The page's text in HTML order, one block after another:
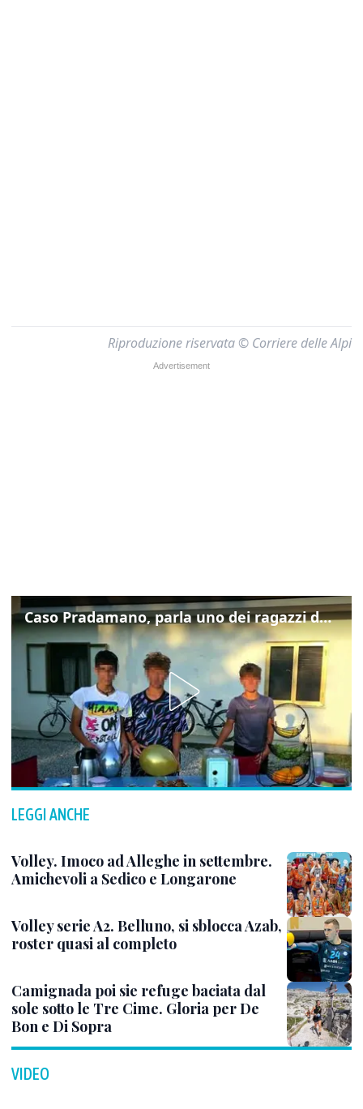
Riproduzione riservata © Corriere delle Alpi
Caso Pradamano, parla uno dei ragazzi denunciati per la limonata: "Volevo anche aiutare i miei"
LEGGI ANCHE
Volley. Imoco ad Alleghe in settembre.
Amichevoli a Sedico e Longarone
Volley serie A2. Belluno, si sblocca Azab,
roster quasi al completo
Camignada poi sie refuge baciata dal
sole sotto le Tre Cime. Gloria per De
Bon e Di Sopra
VIDEO